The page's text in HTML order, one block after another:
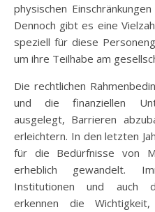
physischen
Dennoch gibt es eine
speziell für diese
um ihre Teilhabe am
Die rechtlichen
und die finanziellen
ausgelegt, Barrieren
erleichtern. In den letzten
für die Bedürfnisse von
erheblich gewandelt.
Institutionen und auch
erkennen die